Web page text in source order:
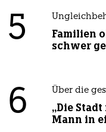
5
Familien
schwer
6 Über die
„Die
Mann in